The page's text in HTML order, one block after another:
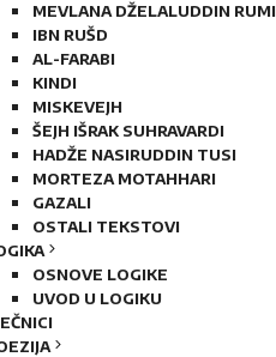
MEVLANA DŽELALUDDIN RUMI
IBN RUŠD
AL-FARABI
KINDI
MISKEVEJH
ŠEJH IŠRAK SUHRAVARDI
HADŽE NASIRUDDIN TUSI
MORTEZA MOTAHHARI
GAZALI
OSTALI TEKSTOVI
OSNOVE LOGIKE
UVOD U LOGIKU